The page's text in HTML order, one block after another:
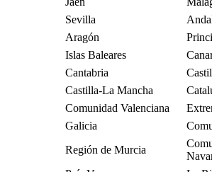
Sevilla
Aragón
Islas Baleares
Cantabria
Castilla-La Mancha
Comunidad Valenciana
Galicia
Región de Murcia